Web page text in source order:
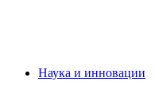
Наука и инновации